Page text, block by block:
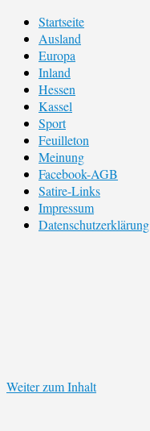
Startseite
Ausland
Europa
Inland
Hessen
Kassel
Sport
Feuilleton
Meinung
Facebook-AGB
Satire-Links
Impressum
Datenschutzerklärung
Weiter zum Inhalt